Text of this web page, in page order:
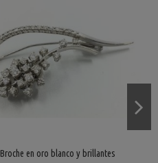
Broche en oro blanco y brillantes